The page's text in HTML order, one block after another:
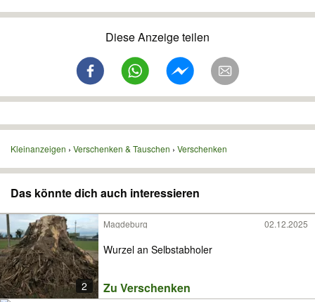
Diese Anzeige teilen
Kleinanzeigen Verschenken & Tauschen Verschenken
Das könnte dich auch interessieren
2
Magdeburg 02.12.2025
Wurzel an Selbstabholer
Zu Verschenken